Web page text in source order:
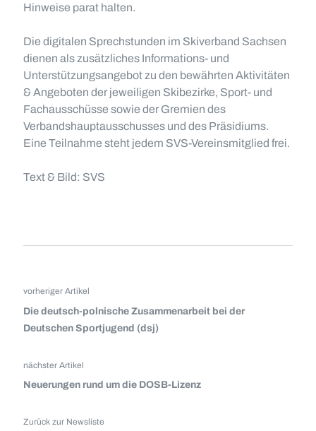
Hinweise parat halten.
Die digitalen Sprechstunden im Skiverband Sachsen
dienen als zusätzliches Informations- und
Unterstützungsangebot zu den bewährten Aktivitäten
& Angeboten der jeweiligen Skibezirke, Sport- und
Fachausschüsse sowie der Gremien des
Verbandshauptausschusses und des Präsidiums.
Eine Teilnahme steht jedem SVS-Vereinsmitglied frei.
Text & Bild: SVS
vorheriger Artikel
Die deutsch-polnische Zusammenarbeit bei der
Deutschen Sportjugend (dsj)
nächster Artikel
Neuerungen rund um die DOSB-Lizenz
Zurück zur Newsliste